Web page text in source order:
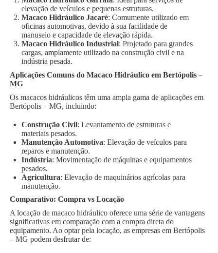
elevação de veículos e pequenas estruturas.
Macaco Hidráulico Jacaré: Comumente utilizado em
oficinas automotivas, devido à sua facilidade de
manuseio e capacidade de elevação rápida.
Macaco Hidráulico Industrial: Projetado para grandes
cargas, amplamente utilizado na construção civil e na
indústria pesada.
Aplicações Comuns do Macaco Hidráulico em Bertópolis –
MG
Os macacos hidráulicos têm uma ampla gama de aplicações em
Bertópolis – MG, incluindo:
Construção Civil: Levantamento de estruturas e
materiais pesados.
Manutenção Automotiva: Elevação de veículos para
reparos e manutenção.
Indústria: Movimentação de máquinas e equipamentos
pesados.
Agricultura: Elevação de maquinários agrícolas para
manutenção.
Comparativo: Compra vs Locação
A locação de macaco hidráulico oferece uma série de vantagens
significativas em comparação com a compra direta do
equipamento. Ao optar pela locação, as empresas em Bertópolis
– MG podem desfrutar de: